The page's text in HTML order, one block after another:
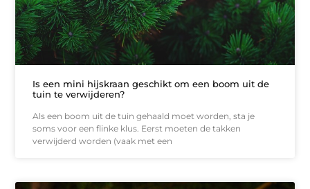
Is een mini hijskraan geschikt om een boom uit de
tuin te verwijderen?
Als een boom uit de tuin gehaald moet worden, sta je
soms voor een flinke klus. Eerst moeten de takken
verwijderd worden (vaak met een